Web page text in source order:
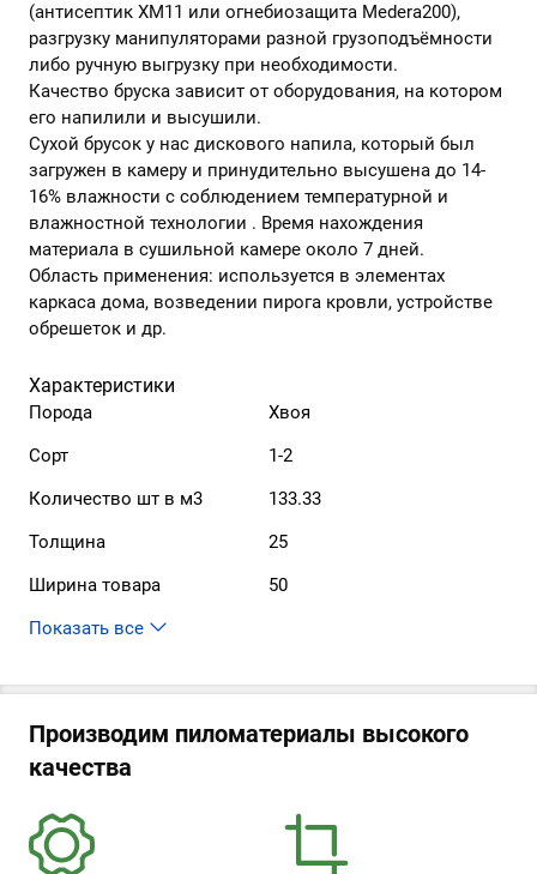
(антисептик ХМ11 или огнебиозащита Medera200),
разгрузку манипуляторами разной грузоподъёмности
либо ручную выгрузку при необходимости.
Качество бруска зависит от оборудования, на котором
его напилили и высушили.
Сухой брусок у нас дискового напила, который был
загружен в камеру и принудительно высушена до 14-
16% влажности с соблюдением температурной и
влажностной технологии . Время нахождения
материала в сушильной камере около 7 дней.
Область применения: используется в элементах
каркаса дома, возведении пирога кровли, устройстве
обрешеток и др.
Характеристики
Порода
Хвоя
Сорт
1-2
Количество шт в м3
133.33
Толщина
25
Ширина товара
50
Производим пиломатериалы высокого
качества